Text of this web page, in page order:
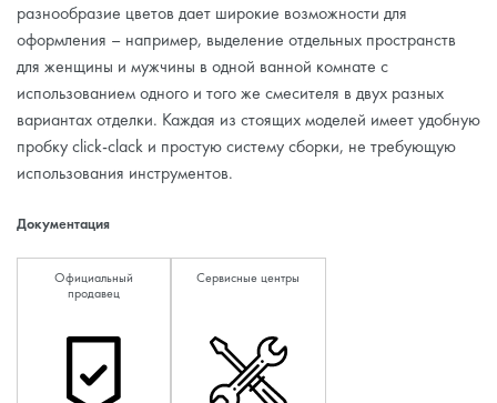
разнообразие цветов дает широкие возможности для
оформления – например, выделение отдельных пространств
для женщины и мужчины в одной ванной комнате с
использованием одного и того же смесителя в двух разных
вариантах отделки. Каждая из стоящих моделей имеет удобную
пробку click-clack и простую систему сборки, не требующую
использования инструментов.
Документация
Официальный
продавец
Сервисные центры